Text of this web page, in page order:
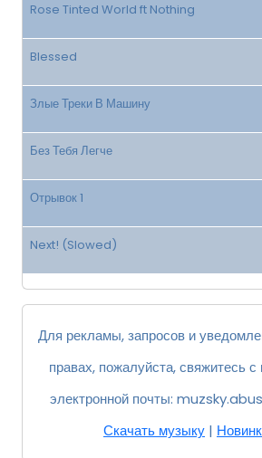
Rose Tinted World ft Nothing
Blessed
Злые Треки В Машину
Без Тебя Легче
Отрывок 1
Next! (Slowed)
Для рекламы, запросов и
правах, пожалуйста, свяжитесь
электронной почты:
Скачать музыку |